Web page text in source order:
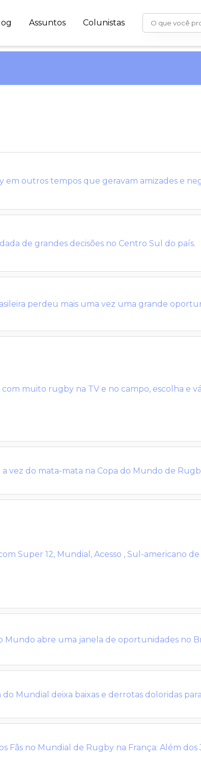
Assuntos Colunistas
em outros tempos que geravam amizades e
de grandes decisões no Centro Sul do país.
perdeu mais uma vez uma grande
com muito rugby na TV e no campo, escolha e
a vez do mata-mata na Copa do Mundo de
Super 12, Mundial, Acesso , Sul-americano de
Mundo abre uma janela de oportunidades no
do Mundial deixa baixas e derrotas doloridas
Fãs no Mundial de Rugby na França: Além dos